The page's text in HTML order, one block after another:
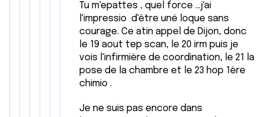
Tu m'epattes , quel force ...j'ai
l'impressio d'être uné loque sans
courage. Ce atin appel de Dijon, donc
le 19 aout tep scan, le 20 irm puis je
vois l'infirmière de coordination, le 21 la
pose de la chambre et le 23 hop 1ère
chimio .
Je ne suis pas encore dans